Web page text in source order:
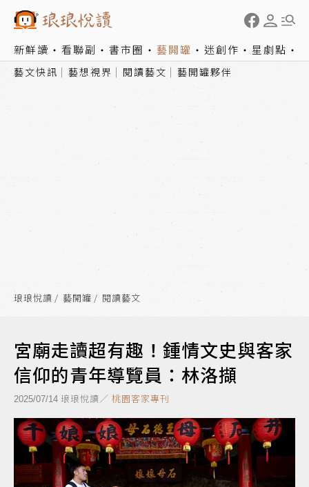
新鮮讀 看聯副 書市圈 藝開罐 迷創作 星劇點
藝文快訊 藝想視界 閱讀藝文 藝開罐夥伴
琅琅悅讀 藝開罐 閱讀藝文
宮廟走讀超有趣！鍾情文史與客家
信仰的青年導覽員：林洛擷
2025/07/14 琅琅悅讀／ 桃園客家專刊